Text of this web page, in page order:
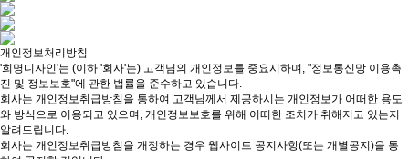
개인정보처리방침
'희명디자인'는 (이하 '회사'는) 고객님의 개인정보를 중요시하며, "정보통신망 이용촉
진 및 정보보호"에 관한 법률을 준수하고 있습니다.
회사는 개인정보취급방침을 통하여 고객님께서 제공하시는 개인정보가 어떠한 용도
와 방식으로 이용되고 있으며, 개인정보보호를 위해 어떠한 조치가 취해지고 있는지
알려드립니다.
회사는 개인정보취급방침을 개정하는 경우 웹사이트 공지사항(또는 개별공지)을 통